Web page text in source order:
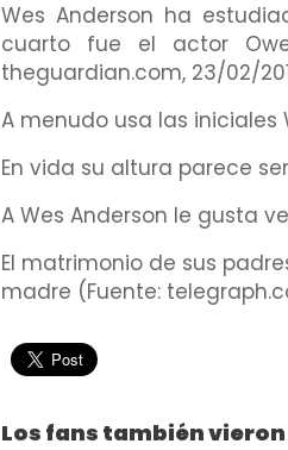
Wes Anderson ha
cuarto fue el actor
theguardian.com, 23/02/
A menudo usa las iniciales
En vida su altura parece
A Wes Anderson le gusta
El matrimonio de sus
madre (Fuente:
Los fans también vieron